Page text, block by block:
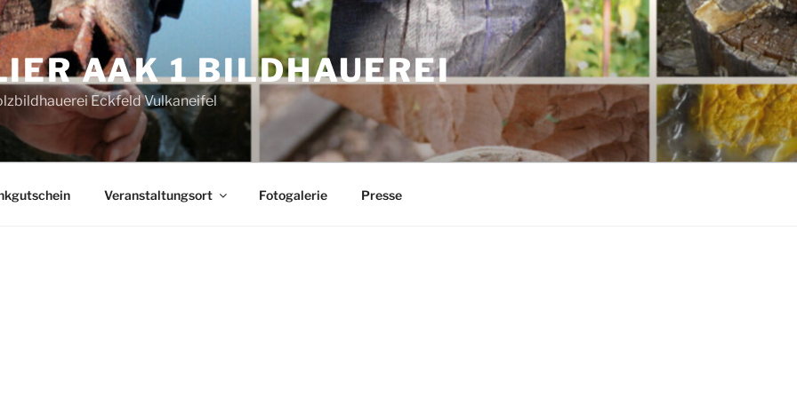
AAK 1 BILDHAUEREI
Eckfeld Vulkaneifel
Veranstaltungsort Fotogalerie Presse